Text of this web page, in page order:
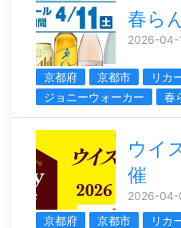
春ら
2026-04-
京都府 京都市
リカ
ジョニーウォーカー
春
ウイ
催
2026-04-
京都府
京都市
リカ